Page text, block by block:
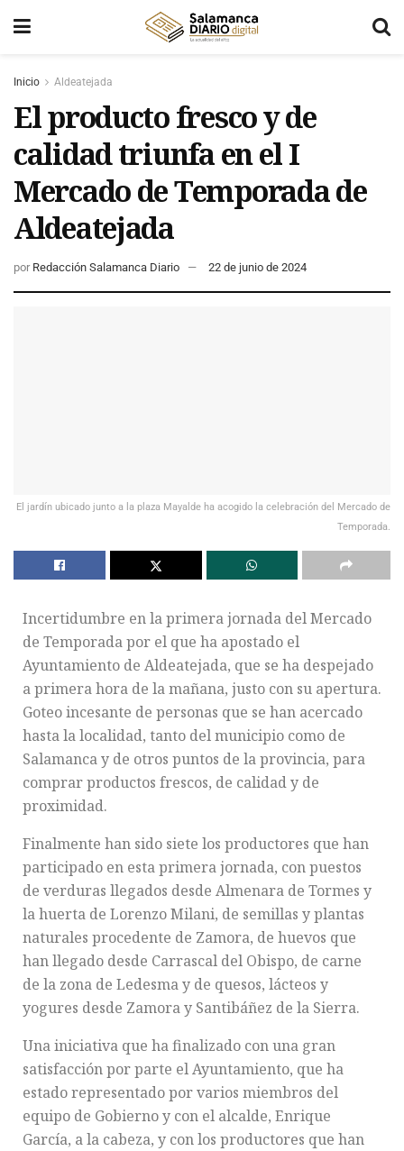
Inicio Aldeatejada
El producto fresco y de
calidad triunfa en el I
Mercado de Temporada de
Aldeatejada
por Redacción Salamanca Diario 22 de junio de 2024
El jardín ubicado junto a la plaza Mayalde ha acogido la celebración del Mercado de
Temporada.
Incertidumbre en la primera jornada del Mercado
de Temporada por el que ha apostado el
Ayuntamiento de Aldeatejada, que se ha despejado
a primera hora de la mañana, justo con su apertura.
Goteo incesante de personas que se han acercado
hasta la localidad, tanto del municipio como de
Salamanca y de otros puntos de la provincia, para
comprar productos frescos, de calidad y de
proximidad.
Finalmente han sido siete los productores que han
participado en esta primera jornada, con puestos
de verduras llegados desde Almenara de Tormes y
la huerta de Lorenzo Milani, de semillas y plantas
naturales procedente de Zamora, de huevos que
han llegado desde Carrascal del Obispo, de carne
de la zona de Ledesma y de quesos, lácteos y
yogures desde Zamora y Santibáñez de la Sierra.
Una iniciativa que ha finalizado con una gran
satisfacción por parte el Ayuntamiento, que ha
estado representado por varios miembros del
equipo de Gobierno y con el alcalde, Enrique
García, a la cabeza, y con los productores que han